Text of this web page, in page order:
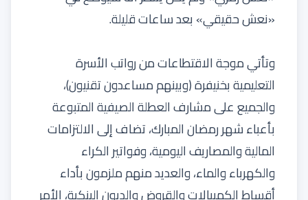
«نعش حقيقي» بعد ساعات قليلة.
وتأتي موجة الاقتطاعات من رواتب الأسرة
التعليمية بخنيفرة (وبينهم مساعدون تقنيون)،
والجميع على مشارف العطلة الصيفية المتبوعة
بأعباء شهر رمضان المبارك، تضاف إلى الالتزامات
المالية والمصاريف اليومية، وفواتير الكراء
والكهرباء والماء، والعديد منهم ملزمون بأداء
أقساط الكمبيالات والقروض والديون البنكية، الأمر